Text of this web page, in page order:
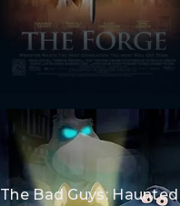
The Bad Guys: Haunted